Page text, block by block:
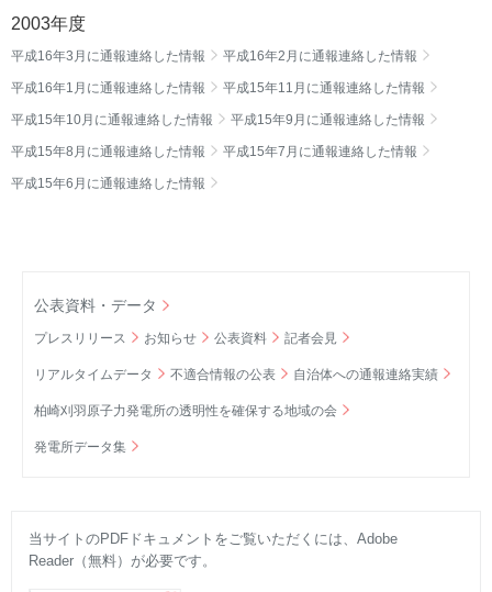
2003年度
平成16年3月に通報連絡した情報 平成16年2月に通報連絡した情報
平成16年1月に通報連絡した情報 平成15年11月に通報連絡した情報
平成15年10月に通報連絡した情報 平成15年9月に通報連絡した情報
平成15年8月に通報連絡した情報 平成15年7月に通報連絡した情報
平成15年6月に通報連絡した情報
公表資料・データ
プレスリリース お知らせ 公表資料 記者会見
リアルタイムデータ 不適合情報の公表 自治体への通報連絡実績
柏崎刈羽原子力発電所の透明性を確保する地域の会
発電所データ集
当サイトのPDFドキュメントをご覧いただくには、Adobe
Reader（無料）が必要です。